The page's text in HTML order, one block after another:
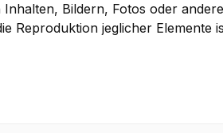
Bildern, Fotos oder
Reproduktion jeglicher